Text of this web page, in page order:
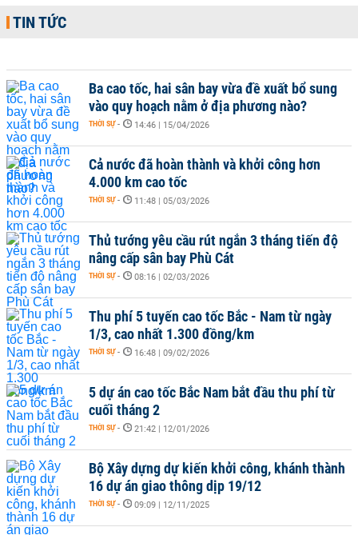
TIN TỨC
Ba cao tốc, hai sân bay vừa đề xuất bổ sung
vào quy hoạch nằm ở địa phương nào?
THỜI SỰ - 14:46 | 15/04/2026
Cả nước đã hoàn thành và khởi công hơn
4.000 km cao tốc
THỜI SỰ - 11:48 | 05/03/2026
Thủ tướng yêu cầu rút ngắn 3 tháng tiến độ
nâng cấp sân bay Phù Cát
THỜI SỰ - 08:16 | 02/03/2026
Thu phí 5 tuyến cao tốc Bắc - Nam từ ngày
1/3, cao nhất 1.300 đồng/km
THỜI SỰ - 16:48 | 09/02/2026
5 dự án cao tốc Bắc Nam bắt đầu thu phí từ
cuối tháng 2
THỜI SỰ - 21:42 | 12/01/2026
Bộ Xây dựng dự kiến khởi công, khánh thành
16 dự án giao thông dịp 19/12
THỜI SỰ - 09:09 | 12/11/2025